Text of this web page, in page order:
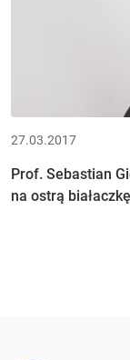
27.03.2017
Prof. Sebastian
na ostrą